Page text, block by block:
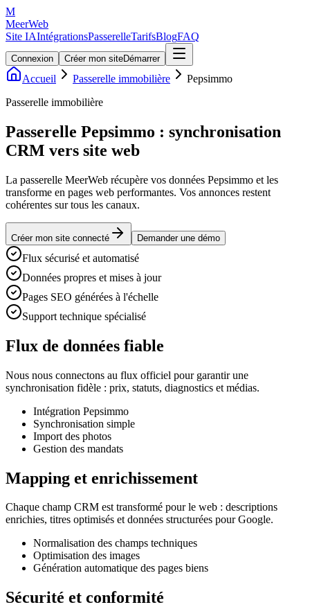
M
MeerWeb
Site IAIntégrationsPasserelleTarifsBlogFAQ
Connexion Créer mon siteDémarrer
Accueil Passerelle immobilière
Pepsimmo
Passerelle immobilière
Passerelle Pepsimmo : synchronisation
CRM vers site web
La passerelle MeerWeb récupère vos données Pepsimmo et les
transforme en pages web performantes. Vos annonces restent
cohérentes sur tous les canaux.
Créer mon site connecté Demander une démo
Flux sécurisé et automatisé
Données propres et mises à jour
Pages SEO générées à l'échelle
Support technique spécialisé
Flux de données fiable
Nous nous connectons au flux officiel pour garantir une
synchronisation fidèle : prix, statuts, diagnostics et médias.
Intégration Pepsimmo
Synchronisation simple
Import des photos
Gestion des mandats
Mapping et enrichissement
Chaque champ CRM est transformé pour le web : descriptions
enrichies, titres optimisés et données structurées pour Google.
Normalisation des champs techniques
Optimisation des images
Génération automatique des pages biens
Sécurité et conformité